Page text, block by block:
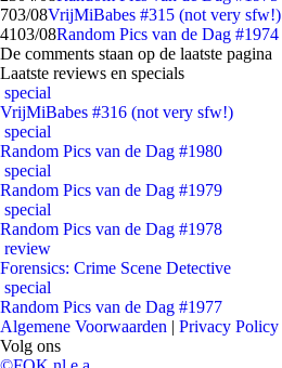
703/08VrijMiBabes #315 (not very sfw!)
4103/08Random Pics van de Dag #1974
De comments staan op de laatste pagina
Laatste reviews en specials
special
VrijMiBabes #316 (not very sfw!)
special
Random Pics van de Dag #1980
special
Random Pics van de Dag #1979
special
Random Pics van de Dag #1978
review
Forensics: Crime Scene Detective
special
Random Pics van de Dag #1977
Algemene Voorwaarden | Privacy Policy
Volg ons